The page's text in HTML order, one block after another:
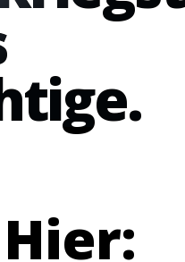
Hier: